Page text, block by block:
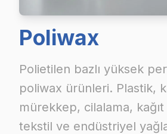
Poliwax
Polietilen bazlı yüksek
poliwax ürünleri. Plastik,
mürekkep, cilalama,
tekstil ve endüstriyel